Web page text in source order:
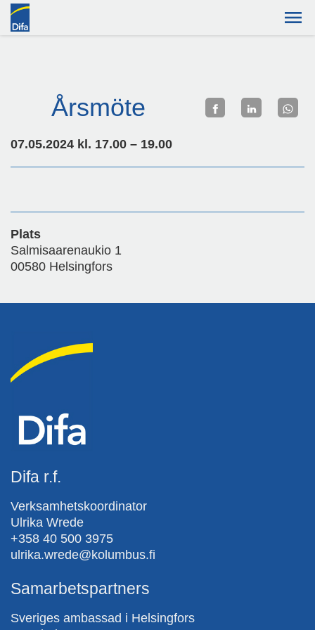
Årsmöte
07.05.2024 kl. 17.00 – 19.00
Plats
Salmisaarenaukio 1
00580 Helsingfors
Difa r.f.
Verksamhetskoordinator
Ulrika Wrede
+358 40 500 3975
ulrika.wrede@kolumbus.fi
Samarbetspartners
Sveriges ambassad i Helsingfors